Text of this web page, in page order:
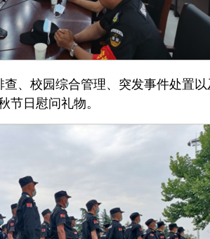
、校园综合管理、突发事件处置
节日慰问礼物。